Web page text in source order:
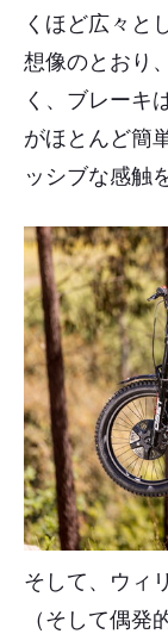
くほど広々と
想像のとおり
く、ブレーキ
がほとんど簡
ッシブな感触
そして、ウィ
（そして偶